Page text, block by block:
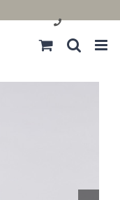
030 2400000